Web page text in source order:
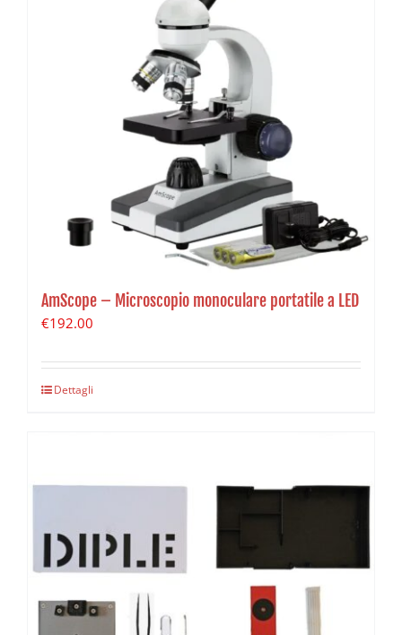
AmScope – Microscopio monoculare portatile a LED
€192.00
Dettagli